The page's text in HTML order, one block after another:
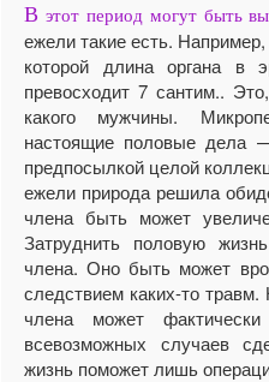
В этот период могут быть
ежели такие есть.
которой длина органа в
превосходит 7 сантим..
какого мужчины.
настоящие половые дела
предпосылкой целой
ежели природа решила
члена быть может
Затруднить половую
члена. Оно быть может
следствием каких-то
члена может
всевозможных случаев
жизнь поможет лишь